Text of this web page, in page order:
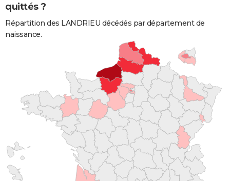
quittés ?
Répartition des LANDRIEU décédés par département de
naissance.